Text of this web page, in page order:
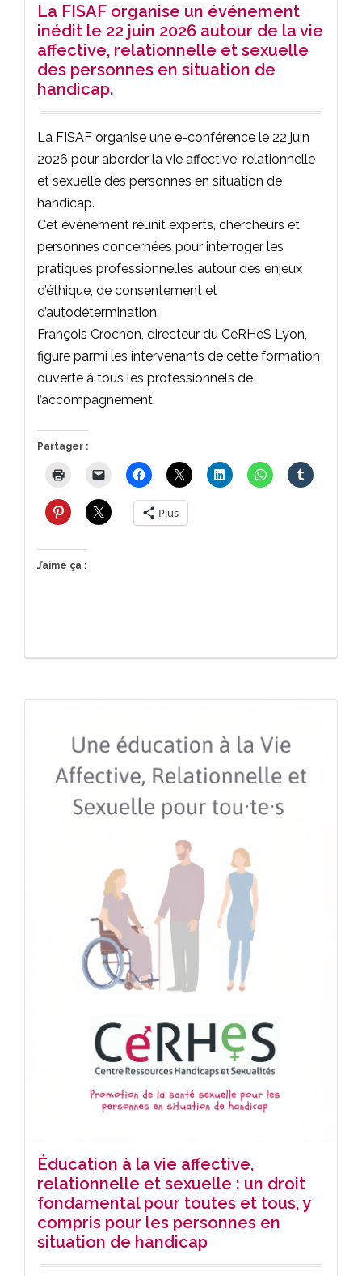
La FISAF organise un événement
inédit le 22 juin 2026 autour de la vie
affective, relationnelle et sexuelle
des personnes en situation de
handicap.
La FISAF organise une e-conférence le 22 juin
2026 pour aborder la vie affective, relationnelle
et sexuelle des personnes en situation de
handicap.
Cet événement réunit experts, chercheurs et
personnes concernées pour interroger les
pratiques professionnelles autour des enjeux
d’éthique, de consentement et
d’autodétermination.
François Crochon, directeur du CeRHeS Lyon,
figure parmi les intervenants de cette formation
ouverte à tous les professionnels de
l’accompagnement.
Partager :
Plus
J’aime ça :
Éducation à la vie affective,
relationnelle et sexuelle : un droit
fondamental pour toutes et tous, y
compris pour les personnes en
situation de handicap